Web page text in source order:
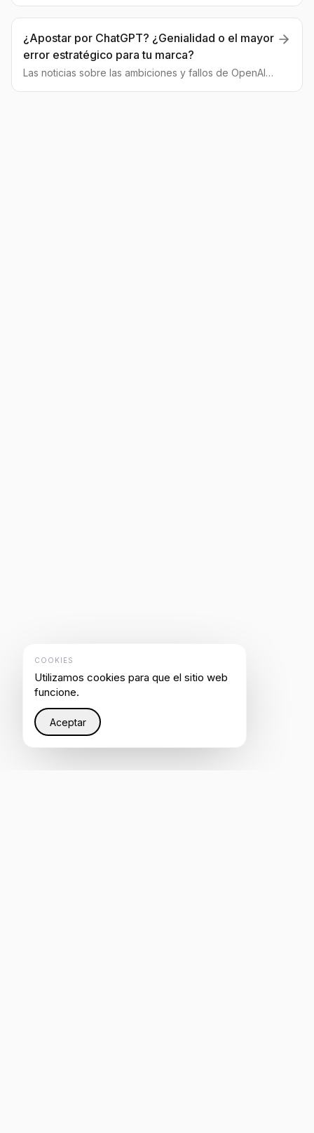
¿Apostar por ChatGPT? ¿Genialidad o el mayor
error estratégico para tu marca?
Las noticias sobre las ambiciones y fallos de OpenAI
COOKIES
Utilizamos cookies para que el sitio web
funcione.
Aceptar